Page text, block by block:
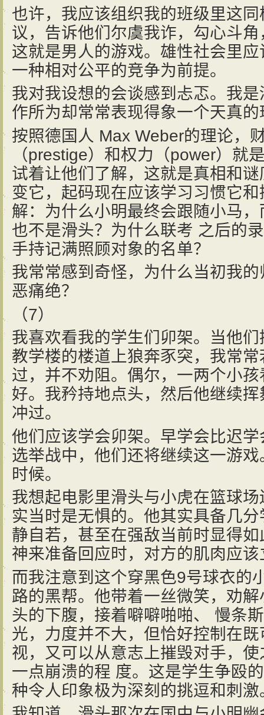
也许，我应该组织我的班级里这
议，告诉他们尔虞我诈，勾心斗
这就是男人的游戏。雄性社会里
一种相对公平的竞争为前提。
我对我设想的会谈感到忐忑。我
作所为却常常表现得象一个天真
按照德国人 Max Weber的理论，
（prestige）和权力（power）就
试着让他们了解，这就是真相和
变它，起码现在应该学习习惯它
解：为什么小明最终会跟随小马
也不是滑头？为什么联考 之后的
手持记满照顾对象的名单？
我常常感到奇怪，为什么当初我
恶痛绝？
（7）
我喜欢看我的学生们卯架。当他
教学楼的楼道上狼奔豕突，我常
过，并不劝阻。偶尔，一两个小
好。我矜持地点头，然后他继续
冲过。
他们应该学会卯架。早学会比迟
选举战中，他们还将继续这一游
时候。
我想起电影里滑头与小虎在篮球
实当时是无惧的。他其实具备几
静自若，甚至在强敌当前时显得
神来准备回应时，对方的肌肉应
而我注意到这个穿黑色9号球衣的
路的黑帮。他带着一丝微笑，劝
头的下腹，接着噼噼啪啪、 慢条
光，力度并不大，但恰好控制在
视，又可以从意志上摧毁对手，
一点崩溃的程 度。这是学生争殴
种令人印象极为深刻的挑逗和刺激